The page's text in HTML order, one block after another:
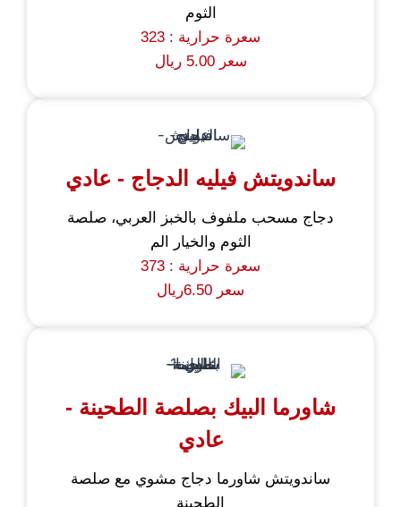
الثوم
سعرة حرارية : 323
سعر 5.00 ريال
ساندويتش فيليه الدجاج - عادي
دجاج مسحب ملفوف بالخبز العربي، صلصة
الثوم والخيار الم
سعرة حرارية : 373
سعر 6.50ريال
شاورما البيك بصلصة الطحينة -
عادي
ساندويتش شاورما دجاج مشوي مع صلصة
الطحينة